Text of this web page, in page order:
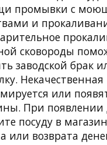
промывки с
и
сковороды
заводской брак
Некачественная
или
При появлении
посуду в
или возврата